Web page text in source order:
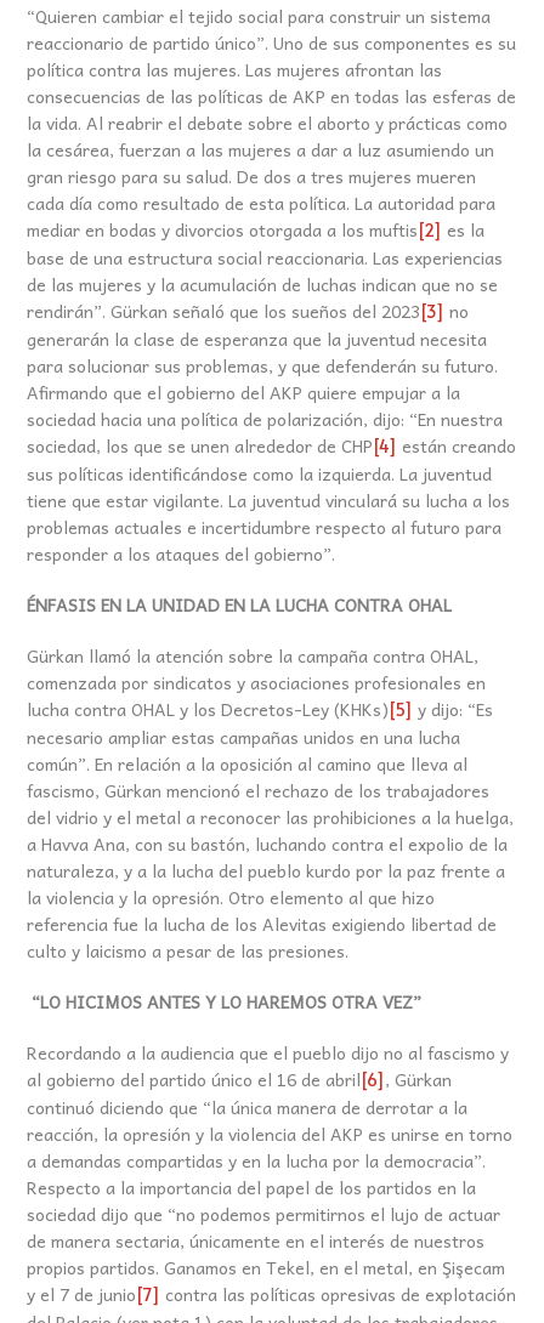
“Quieren cambiar el tejido social para construir un sistema
reaccionario de partido único”. Uno de sus componentes es su
política contra las mujeres. Las mujeres afrontan las
consecuencias de las políticas de AKP en todas las esferas de
la vida. Al reabrir el debate sobre el aborto y prácticas como
la cesárea, fuerzan a las mujeres a dar a luz asumiendo un
gran riesgo para su salud. De dos a tres mujeres mueren
cada día como resultado de esta política. La autoridad para
mediar en bodas y divorcios otorgada a los muftis[2] es la
base de una estructura social reaccionaria. Las experiencias
de las mujeres y la acumulación de luchas indican que no se
rendirán”. Gürkan señaló que los sueños del 2023[3] no
generarán la clase de esperanza que la juventud necesita
para solucionar sus problemas, y que defenderán su futuro.
Afirmando que el gobierno del AKP quiere empujar a la
sociedad hacia una política de polarización, dijo: “En nuestra
sociedad, los que se unen alrededor de CHP[4] están creando
sus políticas identificándose como la izquierda. La juventud
tiene que estar vigilante. La juventud vinculará su lucha a los
problemas actuales e incertidumbre respecto al futuro para
responder a los ataques del gobierno”.
ÉNFASIS EN LA UNIDAD EN LA LUCHA CONTRA OHAL
Gürkan llamó la atención sobre la campaña contra OHAL,
comenzada por sindicatos y asociaciones profesionales en
lucha contra OHAL y los Decretos-Ley (KHKs)[5] y dijo: “Es
necesario ampliar estas campañas unidos en una lucha
común”. En relación a la oposición al camino que lleva al
fascismo, Gürkan mencionó el rechazo de los trabajadores
del vidrio y el metal a reconocer las prohibiciones a la huelga,
a Havva Ana, con su bastón, luchando contra el expolio de la
naturaleza, y a la lucha del pueblo kurdo por la paz frente a
la violencia y la opresión. Otro elemento al que hizo
referencia fue la lucha de los Alevitas exigiendo libertad de
culto y laicismo a pesar de las presiones.
“LO HICIMOS ANTES Y LO HAREMOS OTRA VEZ”
Recordando a la audiencia que el pueblo dijo no al fascismo y
al gobierno del partido único el 16 de abril[6], Gürkan
continuó diciendo que “la única manera de derrotar a la
reacción, la opresión y la violencia del AKP es unirse en torno
a demandas compartidas y en la lucha por la democracia”.
Respecto a la importancia del papel de los partidos en la
sociedad dijo que “no podemos permitirnos el lujo de actuar
de manera sectaria, únicamente en el interés de nuestros
propios partidos. Ganamos en Tekel, en el metal, en Şişecam
y el 7 de junio[7] contra las políticas opresivas de explotación